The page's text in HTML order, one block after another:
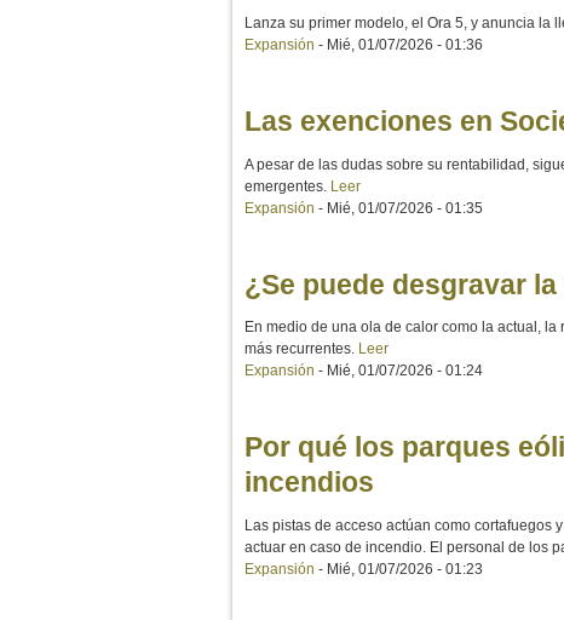
Lanza su primer modelo, el Ora 5, y anuncia la
Expansión - Mié, 01/07/2026 - 01:36
Las exenciones en
A pesar de las dudas sobre su rentabilidad,
emergentes. Leer
Expansión - Mié, 01/07/2026 - 01:35
¿Se puede desgravar
En medio de una ola de calor como la actual,
más recurrentes. Leer
Expansión - Mié, 01/07/2026 - 01:24
Por qué los parques
incendios
Las pistas de acceso actúan como
actuar en caso de incendio. El personal de los
Expansión - Mié, 01/07/2026 - 01:23